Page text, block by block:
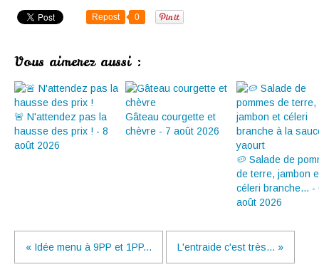
Repost 0
Vous aimerez aussi :
🚨 N'attendez pas la
hausse des prix ! - 8
août 2026
Gâteau courgette et
chèvre - 7 août 2026
🥔 Salade de
de terre, jambon
céleri branche... -
août 2026
« Idée menu à 9PP et 1PP... L'entraide c'est très... »